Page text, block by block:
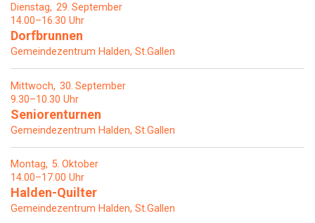
Dienstag 29 September
14.00–16.30 Uhr
Dorfbrunnen
Gemeindezentrum Halden, St.Gallen
Mittwoch 30 September
9.30–10.30 Uhr
Seniorenturnen
Gemeindezentrum Halden, St.Gallen
Montag 5 Oktober
14.00–17.00 Uhr
Halden-Quilter
Gemeindezentrum Halden, St.Gallen